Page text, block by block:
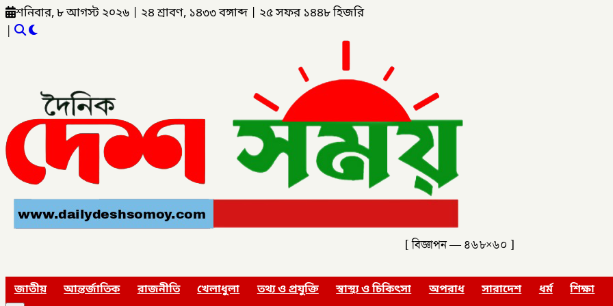
শনিবার, ৮ আগস্ট ২০২৬ ২৪ শ্রাবণ, ১৪৩৩ বঙ্গাব্দ ২৫ সফর ১৪৪৮ হিজরি
|
[ বিজ্ঞাপন — ৪৬৮×৬০ ]
জাতীয় আন্তর্জাতিক রাজনীতি খেলাধুলা তথ্য ও প্রযুক্তি স্বাস্থ্য ও চিকিৎসা অপরাধ সারাদেশ ধর্ম শিক্ষা